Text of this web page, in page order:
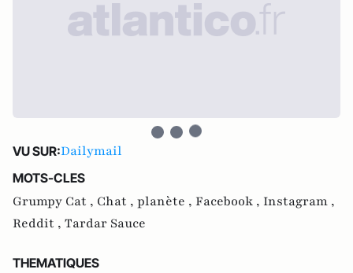
VU SUR:Dailymail
MOTS-CLES
Grumpy Cat , Chat , planète , Facebook , Instagram ,
Reddit , Tardar Sauce
THEMATIQUES